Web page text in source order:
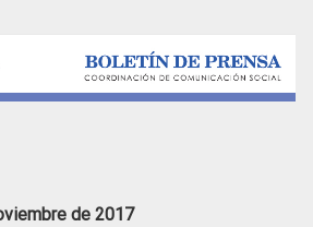
de 2017